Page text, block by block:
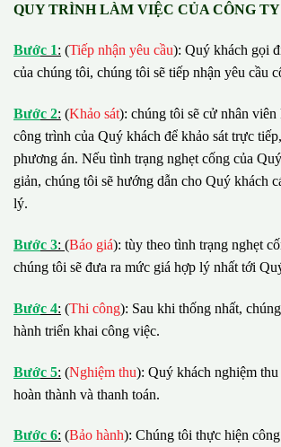
QUY TRÌNH LÀM VIỆC CỦA CÔNG
Bước 1: (Tiếp nhận yêu cầu): Quý khách gọi
của chúng tôi, chúng tôi sẽ tiếp nhận yêu cầu
Bước 2: (Khảo sát): chúng tôi sẽ cử nhân viên
công trình của Quý khách để khảo sát trực
phương án. Nếu tình trạng nghẹt cống của
giản, chúng tôi sẽ hướng dẫn cho Quý khách
lý.
Bước 3: (Báo giá): tùy theo tình trạng nghẹt
chúng tôi sẽ đưa ra mức giá hợp lý nhất tới
Bước 4: (Thi công): Sau khi thống nhất,
hành triển khai công việc.
Bước 5: (Nghiệm thu): Quý khách nghiệm
hoàn thành và thanh toán.
Bước 6: (Bảo hành): Chúng tôi thực hiện